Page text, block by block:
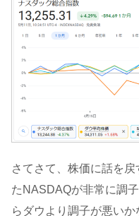
さてさて、株価に話を
たNASDAQが非常に調
らダウより調子が悪いか